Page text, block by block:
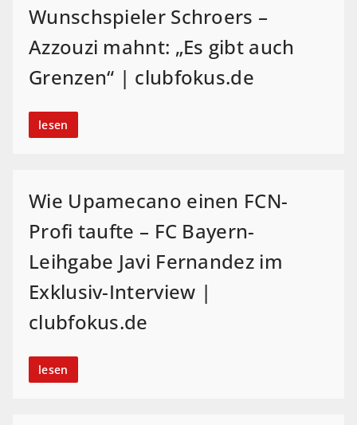
Wunschspieler Schroers –
Azzouzi mahnt: „Es gibt auch
Grenzen“ | clubfokus.de
lesen
Wie Upamecano einen FCN-
Profi taufte – FC Bayern-
Leihgabe Javi Fernandez im
Exklusiv-Interview |
clubfokus.de
lesen